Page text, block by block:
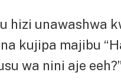
hizi unawashwa
kujipa majibu
wa nini aje